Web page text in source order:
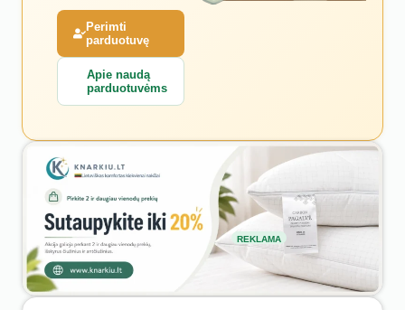
Perimti
parduotuvę
Apie naudą
parduotuvėms
REKLAMA